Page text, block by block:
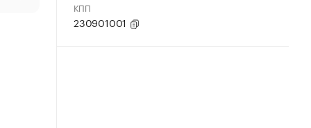
КПП
230901001